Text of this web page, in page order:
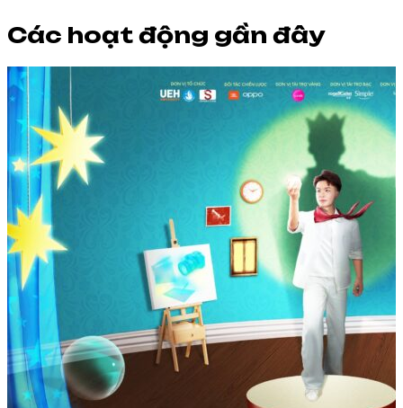
Các hoạt động gần đây